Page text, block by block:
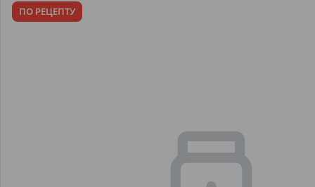
ПО РЕЦЕПТУ